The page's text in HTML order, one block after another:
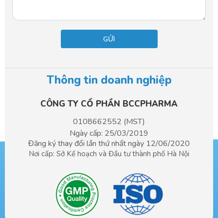
Thông tin doanh nghiệp
CÔNG TY CỔ PHẦN BCCPHARMA​
0108662552 (MST)
Ngày cấp: 25/03/2019
Đăng ký thay đổi lần thứ nhất ngày 12/06/2020
Nơi cấp: Sở Kế hoạch và Đầu tưthành phố Hà Nội